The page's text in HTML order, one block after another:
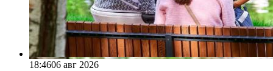
18:4606 авг 2026